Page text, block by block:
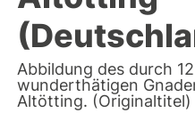
Abbildung des durch
wunderthätigen
Altötting. (Originaltitel)